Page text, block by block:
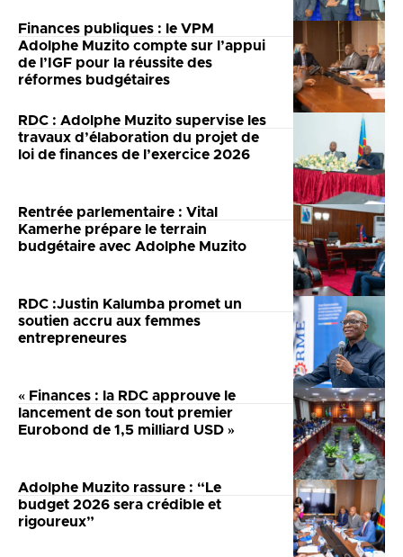
Finances publiques : le VPM
Adolphe Muzito compte sur l’appui
de l’IGF pour la réussite des
réformes budgétaires
RDC : Adolphe Muzito supervise les
travaux d’élaboration du projet de
loi de finances de l’exercice 2026
Rentrée parlementaire : Vital
Kamerhe prépare le terrain
budgétaire avec Adolphe Muzito
RDC :Justin Kalumba promet un
soutien accru aux femmes
entrepreneures
« Finances : la RDC approuve le
lancement de son tout premier
Eurobond de 1,5 milliard USD »
Adolphe Muzito rassure : “Le
budget 2026 sera crédible et
rigoureux”